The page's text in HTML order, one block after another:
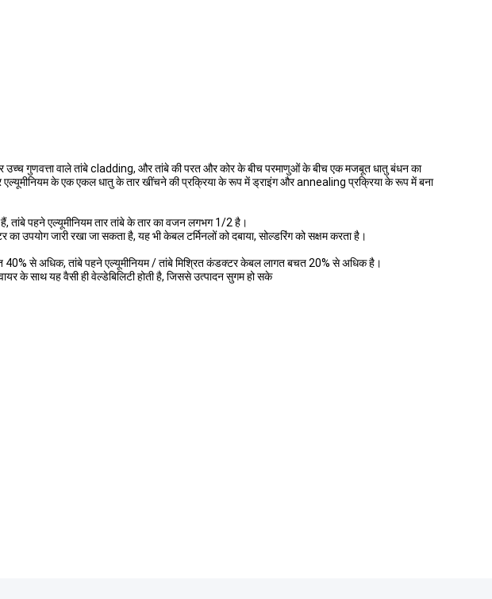
पर उच्च गुणवत्ता वाले तांबे cladding, और तांबे की परत और कोर के बीच परमाणुओं के बीच एक मजबूत धातु बंधन का
के एक एकल धातु के तार खींचने की प्रक्रिया के रूप में ड्राइंग और annealing प्रक्रिया के रूप में बना
हैं, तांबे पहने एल्यूमीनियम तार तांबे के तार का वजन लगभग 1/2 है।
उपयोग जारी रखा जा सकता है, यह भी केबल टर्मिनलों को दबाया, सोल्डरिंग को सक्षम करता है।
से अधिक, तांबे पहने एल्यूमीनियम / तांबे मिश्रित कंडक्टर केबल लागत बचत 20% से अधिक है।
के साथ यह वैसी ही वेल्डेबिलिटी होती है, जिससे उत्पादन सुगम हो सके